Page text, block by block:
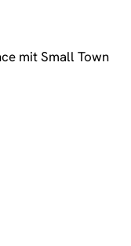
mit Small Town